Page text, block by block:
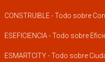
CONSTRUIBLE - Todo sobre
ESEFICIENCIA - Todo sobre
ESMARTCITY - Todo sobre